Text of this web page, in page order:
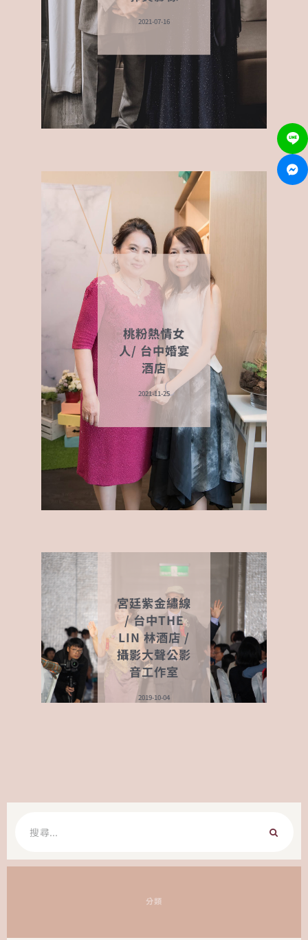
2021-07-16
桃粉熱情女
人/ 台中婚宴
酒店
2021-11-25
宮廷紫金繡線
/ 台中THE
LIN 林酒店 /
攝影大聲公影
音工作室
2019-10-04
鍵
字:
分類